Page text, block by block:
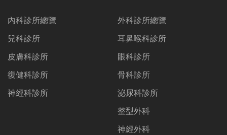
內科診所總覽
兒科診所
皮膚科診所
復健科診所
神經科診所
外科診所總覽
耳鼻喉科診所
眼科診所
骨科診所
泌尿科診所
整型外科
神經外科